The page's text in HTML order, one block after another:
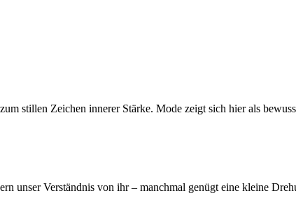
stillen Zeichen innerer Stärke. Mode zeigt sich hier als
unser Verständnis von ihr – manchmal genügt eine kleine